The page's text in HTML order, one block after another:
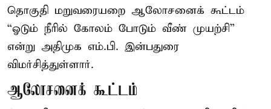
தொகுதி மறுவரையறை ஆலோசனைக் கூட்டம்
“ஓடும் நீரில் கோலம் போடும் வீண் முயற்சி”
என்று அதிமுக எம்.பி. இன்பதுரை
விமர்சித்துள்ளார்.
ஆலோசனைக் கூட்டம்